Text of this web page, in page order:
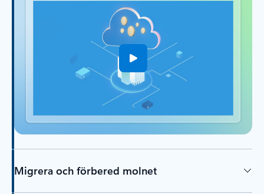
Migrera och förbered molnet